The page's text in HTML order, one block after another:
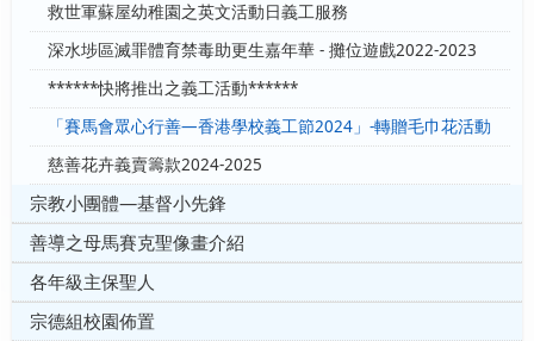
救世軍蘇屋幼稚園之英文活動日義工服務
深水埗區滅罪體育禁毒助更生嘉年華 - 攤位遊戲2022-2023
******快將推出之義工活動******
「賽馬會眾心行善—香港學校義工節2024」-轉贈毛巾花活動
慈善花卉義賣籌款2024-2025
宗教小團體—基督小先鋒
善導之母馬賽克聖像畫介紹
各年級主保聖人
宗德組校園佈置